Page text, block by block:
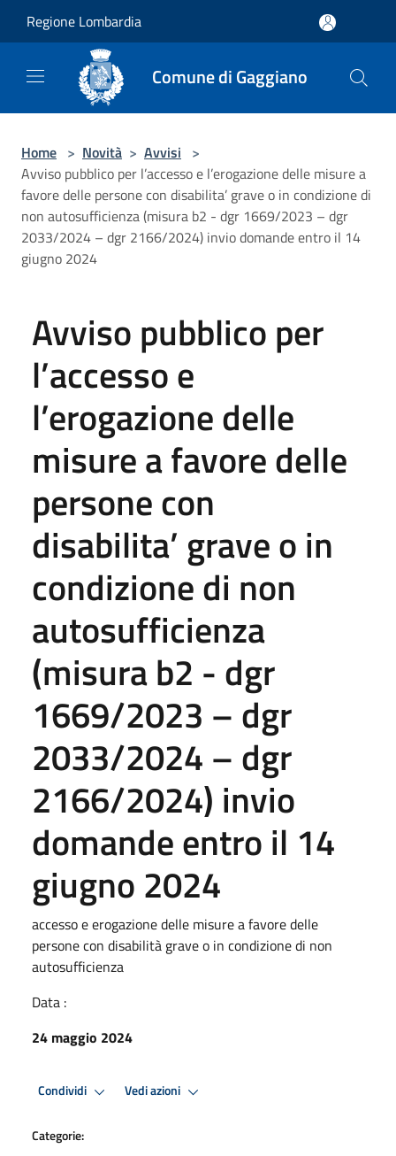
Regione Lombardia
Comune di Gaggiano
Home > Novità > Avvisi >
Avviso pubblico per l’accesso e l’erogazione delle misure a
favore delle persone con disabilita’ grave o in condizione di
non autosufficienza (misura b2 - dgr 1669/2023 – dgr
2033/2024 – dgr 2166/2024) invio domande entro il 14
giugno 2024
Avviso pubblico per
l’accesso e
l’erogazione delle
misure a favore delle
persone con
disabilita’ grave o in
condizione di non
autosufficienza
(misura b2 - dgr
1669/2023 – dgr
2033/2024 – dgr
2166/2024) invio
domande entro il 14
giugno 2024
accesso e erogazione delle misure a favore delle
persone con disabilità grave o in condizione di non
autosufficienza
Data :
24 maggio 2024
Condividi Vedi azioni
Categorie: